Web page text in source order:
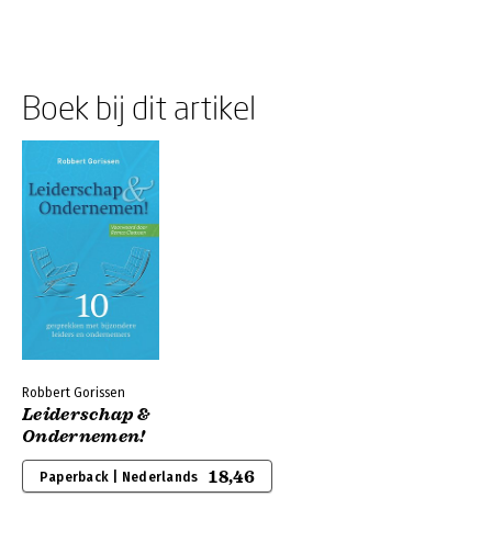
Boek bij dit artikel
Robbert Gorissen
Leiderschap &
Ondernemen!
Paperback | Nederlands 18,46